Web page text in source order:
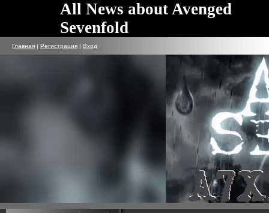
All News about Avenged
Sevenfold
Главная | Регистрация | Вход